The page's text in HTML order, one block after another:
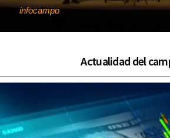
infocampo
Actualidad del